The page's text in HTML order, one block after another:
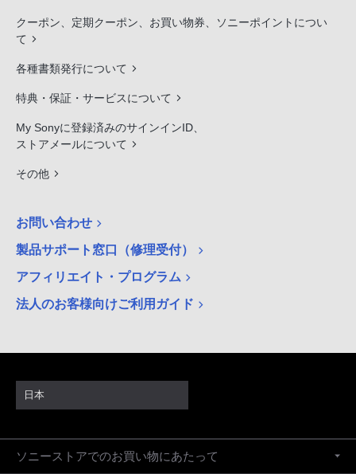
クーポン、定期クーポン、お買い物券、ソニーポイントについ
て
各種書類発行について
特典・保証・サービスについて
My Sonyに登録済みのサインインID、
ストアメールについて
その他
お問い合わせ
製品サポート窓口（修理受付）
アフィリエイト・プログラム
法人のお客様向けご利用ガイド
日本
ソニーストアでのお買い物にあたって